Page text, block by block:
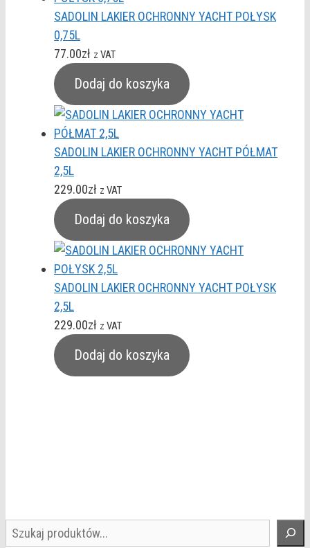
SADOLIN LAKIER OCHRONNY YACHT POŁYSK
0,75L
77.00zł z VAT
Dodaj do koszyka
SADOLIN LAKIER OCHRONNY YACHT PÓŁMAT
2,5L
229.00zł z VAT
Dodaj do koszyka
SADOLIN LAKIER OCHRONNY YACHT POŁYSK
2,5L
229.00zł z VAT
Dodaj do koszyka
Szukaj